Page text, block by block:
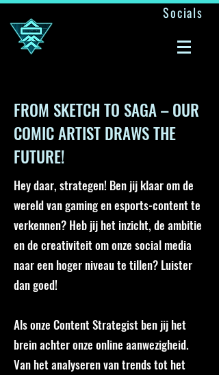
Socials
FROM SKETCH TO SAGA – OUR
COMIC ARTIST DRAWS THE
FUTURE!
Hey daar, strategen! Ben jij klaar om de
wereld van gaming en esports-content te
verkennen? Heb jij het inzicht, de ambitie
en de creativiteit om onze social media
naar een hoger niveau te tillen? Luister
dan goed!
Als onze Content Strategist ben jij het
brein achter onze online aanwezigheid.
Van het analyseren van trends tot het